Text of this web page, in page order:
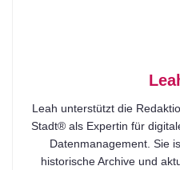
Leah unterstützt die
Stadt® als Expertin für
Datenmanagement. Sie
historische Archive und